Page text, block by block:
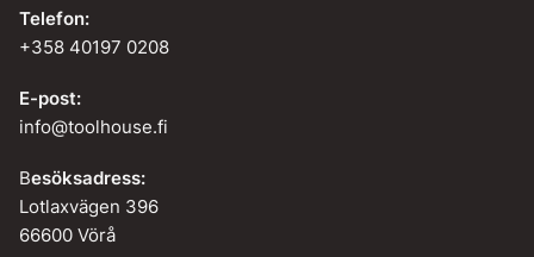
Telefon:
+358 40197 0208
E-post:
info@toolhouse.fi
Besöksadress:
Lotlaxvägen 396
66600 Vörå